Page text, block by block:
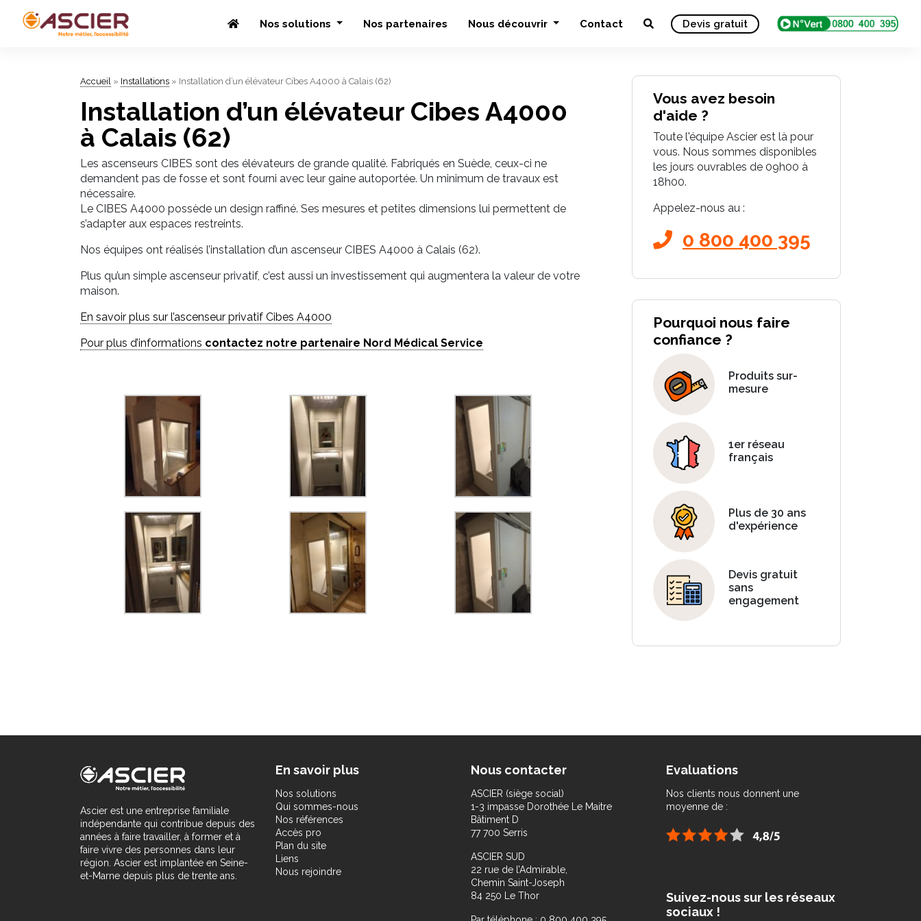
Nos solutions Nos partenaires Nous découvrir Contact Devis gratuit
Accueil » Installations » Installation d’un élévateur Cibes A4000 à Calais (62)
Installation d’un élévateur Cibes A4000
à Calais (62)
Les ascenseurs CIBES sont des élévateurs de grande qualité. Fabriqués en Suède, ceux-ci ne
demandent pas de fosse et sont fourni avec leur gaine autoportée. Un minimum de travaux est
nécessaire.
Le CIBES A4000 possède un design raffiné. Ses mesures et petites dimensions lui permettent de
s’adapter aux espaces restreints.
Nos équipes ont réalisés l’installation d’un ascenseur CIBES A4000 à Calais (62).
Plus qu’un simple ascenseur privatif, c’est aussi un investissement qui augmentera la valeur de votre
maison.
En savoir plus sur l’ascenseur privatif Cibes A4000
Pour plus d’informations contactez notre partenaire Nord Médical Service
Vous avez besoin
d'aide ?
Toute l'équipe Ascier est là pour
vous. Nous sommes disponibles
les jours ouvrables de 09h00 à
18h00.
Appelez-nous au :
0 800 400 395
Pourquoi nous faire
confiance ?
Produits sur-
mesure
1er réseau
français
Plus de 30 ans
d'expérience
Devis gratuit
sans
engagement
Ascier est une entreprise familiale
indépendante qui contribue depuis des
années à faire travailler, à former et à
faire vivre des personnes dans leur
région. Ascier est implantée en Seine-
et-Marne depuis plus de trente ans.
En savoir plus
Nos solutions
Qui sommes-nous
Nos références
Accès pro
Plan du site
Liens
Nous rejoindre
Nous contacter
ASCIER (siège social)
1-3 impasse Dorothée Le Maitre
Bâtiment D
77 700 Serris
ASCIER SUD
22 rue de l’Admirable,
Chemin Saint-Joseph
84 250 Le Thor
Evaluations
Nos clients nous donnent une
moyenne de :
Suivez-nous sur les réseaux
sociaux !